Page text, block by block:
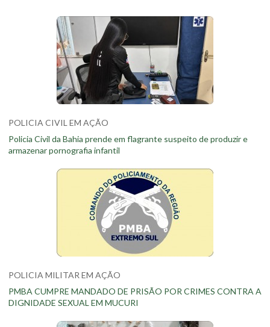
POLICIA CIVIL EM AÇÃO
Policia Civil da Bahia prende em flagrante suspeito de produzir e
armazenar pornografia infantil
POLICIA MILITAR EM AÇÃO
PMBA CUMPRE MANDADO DE PRISÃO POR CRIMES CONTRA A
DIGNIDADE SEXUAL EM MUCURI